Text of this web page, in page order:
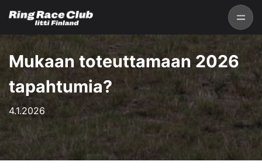
Mukaan toteuttamaan 2026
tapahtumia?
4.1.2026